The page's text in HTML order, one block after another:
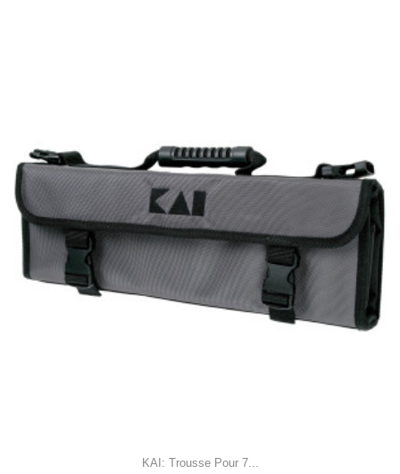
KAI: Trousse Pour 7...